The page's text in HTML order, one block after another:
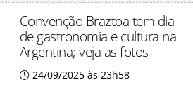
Convenção Braztoa tem dia
de gastronomia e cultura na
Argentina; veja as fotos
24/09/2025 às 23h58